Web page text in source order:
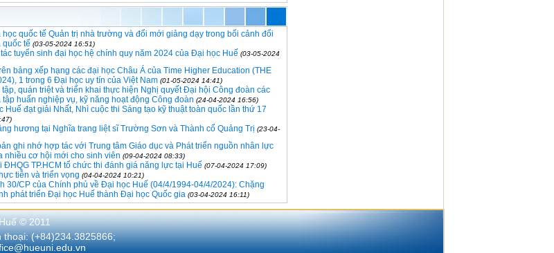
quốc tế Quản trị nhà trường và đổi mới giảng dạy trong bối cảnh đổi
quốc tế (03-05-2024 16:51)
tuyển sinh đại học hệ chính quy năm 2024 của Đại học Huế (03-05-2024
bảng xếp hạng các đại học Châu Á của Time Higher Education (THE
1 trong 6 Đại học uy tín của Việt Nam (01-05-2024 14:41)
quán triệt và triển khai thực hiện Nghị quyết Đại hội Công đoàn các
huấn nghiệp vụ, kỹ năng hoạt động Công đoàn (24-04-2024 16:56)
Huế đạt giải Nhất, Nhì cuộc thi Sáng tạo kỹ thuật toàn quốc lần thứ 17
hương tại Nghĩa trang liệt sĩ Trường Sơn và Thành cổ Quảng Trị (23-04-
ghi nhớ hợp tác với Trung tâm Giáo dục và Phát triển nguồn nhân lực
nhiều cơ hội mới cho sinh viên (09-04-2024 08:33)
TP.HCM tổ chức thi đánh giá năng lực tại Huế (07-04-2024 17:09)
tiễn và triển vọng (04-04-2024 10:21)
30/CP của Chính phủ về Đại học Huế (04/4/1994-04/4/2024): Chặng
phát triển Đại học Huế thành Đại học Quốc gia (03-04-2024 16:11)
© 2011
(+84)234.3825866;